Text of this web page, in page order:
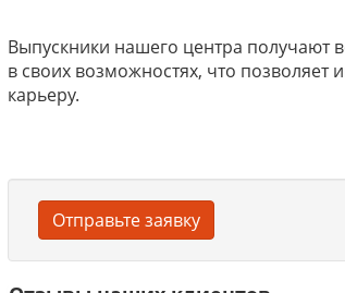
Выпускники нашего центра получают
в своих возможностях, что
карьеру.
Отправьте заявку